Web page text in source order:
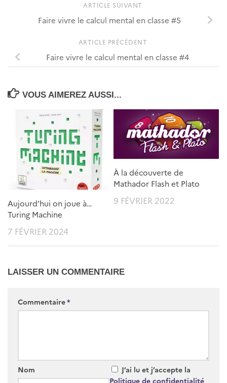
ARTICLE SUIVANT
Faire vivre le calcul mental en classe #5
ARTICLE PRÉCÉDENT
Faire vivre le calcul mental en classe #4
VOUS AIMEREZ AUSSI...
Aujourd’hui on joue à…
Turing Machine
7 FÉVRIER 2024
À la découverte de
Mathador Flash et Plato
9 FÉVRIER 2022
LAISSER UN COMMENTAIRE
Commentaire*
Nom
J’ai lu et j’accepte la
Politique de confidentialité